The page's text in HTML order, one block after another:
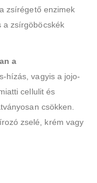
zsírégető enzimek
a zsírgöböcskék
a
hízás, vagyis a jojo-
cellulit és
csökken.
zselé, krém vagy